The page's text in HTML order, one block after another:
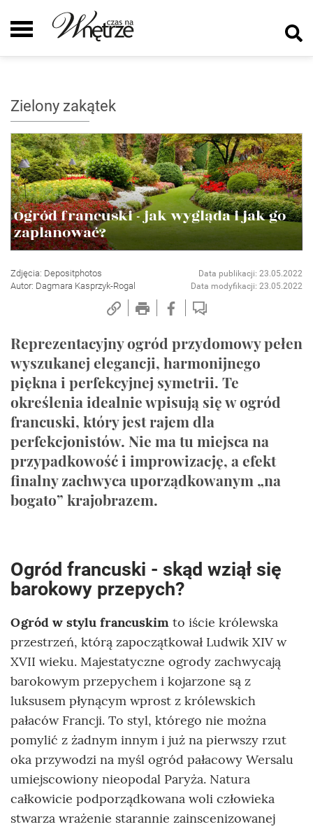
Zielony zakątek
Ogród francuski - jak wygląda i jak go
zaplanować?
Zdjęcia: Depositphotos
Autor: Dagmara Kasprzyk-Rogal
Data publikacji: 23.05.2022
Data modyfikacji: 23.05.2022
Reprezentacyjny ogród przydomowy pełen
wyszukanej elegancji, harmonijnego
piękna i perfekcyjnej symetrii. Te
określenia idealnie wpisują się w ogród
francuski, który jest rajem dla
perfekcjonistów. Nie ma tu miejsca na
przypadkowość i improwizację, a efekt
finalny zachwyca uporządkowanym „na
bogato” krajobrazem.
Ogród francuski - skąd wziął się
barokowy przepych?
Ogród w stylu francuskim to iście królewska
przestrzeń, którą zapoczątkował Ludwik XIV w
XVII wieku. Majestatyczne ogrody zachwycają
barokowym przepychem i kojarzone są z
luksusem płynącym wprost z królewskich
pałaców Francji. To styl, którego nie można
pomylić z żadnym innym i już na pierwszy rzut
oka przywodzi na myśl ogród pałacowy Wersalu
umiejscowiony nieopodal Paryża. Natura
całkowicie podporządkowana woli człowieka
stwarza wrażenie starannie zainscenizowanej